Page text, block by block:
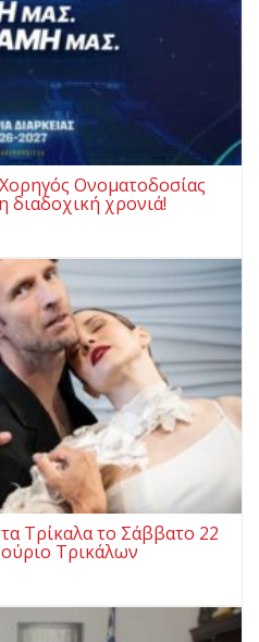
Ονοματοδοσίας
διαδοχική χρονιά!
Τρίκαλα το Σάββατο 22
Τρικάλων